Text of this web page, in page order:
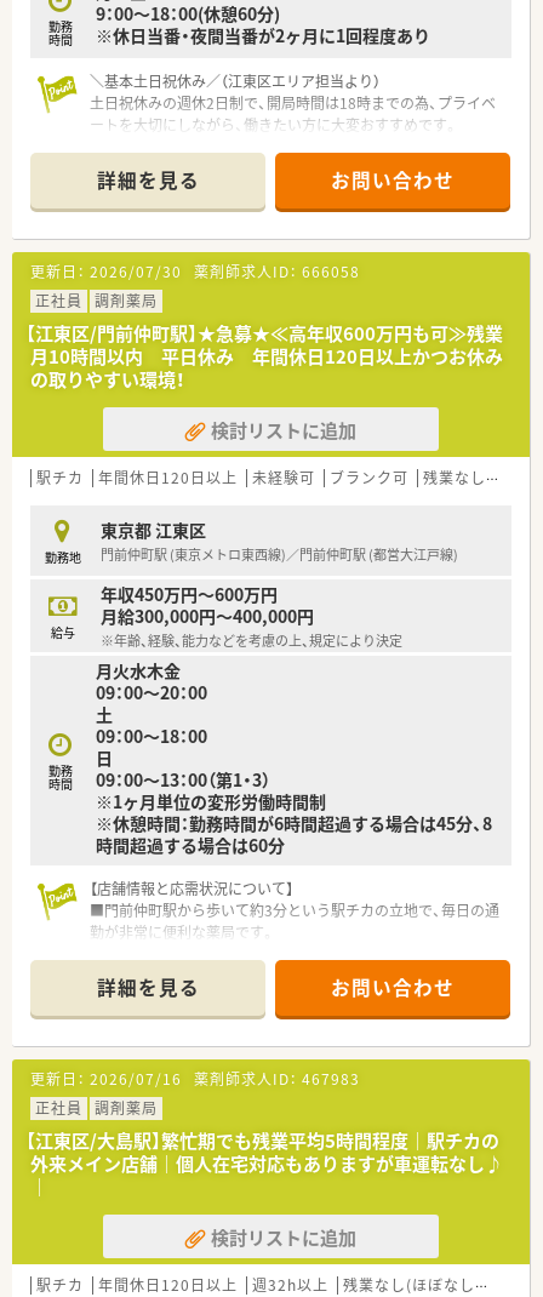
勤務
時間
9：00～18：00(休憩60分)
※休日当番・夜間当番が2ヶ月に1回程度あり
＼基本土日祝休み／（江東区エリア担当より）
土日祝休みの週休2日制で、開局時間は18時までの為、プライベ
ートを大切にしながら、働きたい方に大変おすすめです。
【店舗情報と応需状況について】
■国際展示場駅および有明駅から徒歩1分という非常にアクセス
の良い好立地にて運営している便利な薬局です。
■総合科目をメインに1日あたり30枚～70枚程度の処方箋を応
需しており幅広い処方内容を経験できます。
■これまで総合病院の門前薬局で様々な処方箋に触れ幅広い知
識と経験を培ってこられた中堅の薬剤師が中心となり活躍中で
す。
【法人特徴について】
■全国に約100店舗を展開するチェーン薬局のグループであり新
規開局や事業買収を通じて毎年着実に成長しています。
■調剤薬局事業だけでなく医薬品販売や介護用品の販売および
リースなど医療福祉分野で幅広く事業を行っています。
■産前産後休暇や育児休暇の取得実績が豊富にありライフステ
力です。
【勤務実態について】
■平日は18時までの勤務となり、仕事終わりの時間を自分の趣
味や家族との団らんに有効活用できます。
■2か月に1度程度の頻度で夜間や休日の当番業務が発生いたし
ますが事前のシフト調整により無理なく対応できる体制です。
■近隣エリアにて複数店舗をドミナント展開しております。
詳細を見る お問い合わせ
更新日： 2026/07/30 薬剤師求人ID： 666058
正社員
調剤薬局
【江東区/門前仲町駅】★急募★≪高年収600万円も可≫残業
月10時間以内 平日休み 年間休日120日以上かつお休み
の取りやすい環境！
検討リストに追加
駅チカ 年間休日120日以上 未経験可 ブランク可 残業なし(ほぼなし含む)
勤務地
東京都 江東区
門前仲町駅 (東京メトロ東西線)／門前仲町駅 (都営大江戸線)
給与
年収450万円～600万円
月給300,000円～400,000円
※年齢、経験、能力などを考慮の上、規定により決定
勤務
時間
月火水木金
09：00～20：00
土
09：00～18：00
日
09：00～13：00（第1・3）
※1ヶ月単位の変形労働時間制
※休憩時間：勤務時間が6時間超過する場合は45分、8
時間超過する場合は60分
【店舗情報と応需状況について】
■門前仲町駅から歩いて約3分という駅チカの立地で、毎日の通
勤が非常に便利な薬局です。
枚の処方箋を応需します。
■薬剤師は正社員3名、事務スタッフは正社員3名という人員構
成で、協力し合える環境です。
【法人特徴について】
■東京都内と札幌市を中心に店舗を展開しており、転居を伴う異
動の心配がなく勤務できます。
■主に複合メディカルビルへの出店戦略で成長を続けており、医
師の開業支援も手掛けています。
■「個人は会社のために、会社は個人のために」という理念を掲
【勤務実態について】
■多くの店舗で月の残業時間は10時間程度に収まっており、ワ
ークライフバランスは良好です。
詳細を見る お問い合わせ
更新日： 2026/07/16 薬剤師求人ID： 467983
正社員
調剤薬局
【江東区/大島駅】繁忙期でも残業平均5時間程度｜駅チカの
外来メイン店舗｜個人在宅対応もありますが車運転なし♪
｜
検討リストに追加
駅チカ 年間休日120日以上 週32h以上 残業なし(ほぼなし含む)